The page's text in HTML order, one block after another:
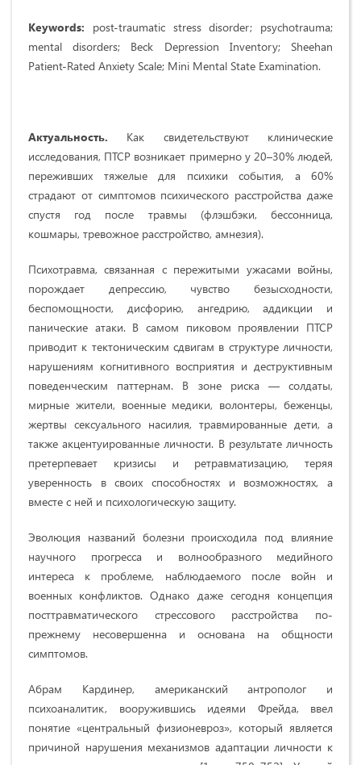
Keywords: post-traumatic stress disorder; psychotrauma;
mental disorders; Beck Depression Inventory; Sheehan
Patient-Rated Anxiety Scale; Mini Mental State Examination.
Актуальность. Как свидетельствуют клинические
исследования, ПТСР возникает примерно у 20–30% людей,
переживших тяжелые для психики события, а 60%
страдают от симптомов психического расстройства даже
спустя год после травмы (флэшбэки, бессонница,
кошмары, тревожное расстройство, амнезия).
Психотравма, связанная с пережитыми ужасами войны,
порождает депрессию, чувство безысходности,
беспомощности, дисфорию, ангедрию, аддикции и
панические атаки. В самом пиковом проявлении ПТСР
приводит к тектоническим сдвигам в структуре личности,
нарушениям когнитивного восприятия и деструктивным
поведенческим паттернам. В зоне риска — солдаты,
мирные жители, военные медики, волонтеры, беженцы,
жертвы сексуального насилия, травмированные дети, а
также акцентуированные личности. В результате личность
претерпевает кризисы и ретравматизацию, теряя
уверенность в своих способностях и возможностях, а
вместе с ней и психологическую защиту.
Эволюция названий болезни происходила под влияние
научного прогресса и волнообразного медийного
интереса к проблеме, наблюдаемого после войн и
военных конфликтов. Однако даже сегодня концепция
посттравматического стрессового расстройства по-
прежнему несовершенна и основана на общности
симптомов.
Абрам Кардинер, американский антрополог и
психоаналитик, вооружившись идеями Фрейда, ввел
понятие «центральный физионевроз», который является
причиной нарушения механизмов адаптации личности к